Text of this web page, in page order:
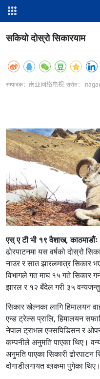
सकियो दोस्रो सिकारयाम
सम्पादक：南亚网络电视 स्रोत：
एस् ए टी भी १९ वैशाख, काठमाडौंः
ढोरपाटनमा यस वर्षको दोस्रो
नाउर र सात झारलमात्र सिकार
विभागले गत माघ १५ गते सिकार
झारल र १२ बँदेल गरी ३५
सिकार खेल्नका लागि हिमालयन
एन्ड ट्रेल्स प्रालि, हिमालयन
नेपाल ट्राभल एक्सपिडिसन र
कम्पनीले अनुमति पाएका थिए।
अनुमति पाएका सिकारी
दोगाडीलगायत ब्लकमा पुगेका थिए।